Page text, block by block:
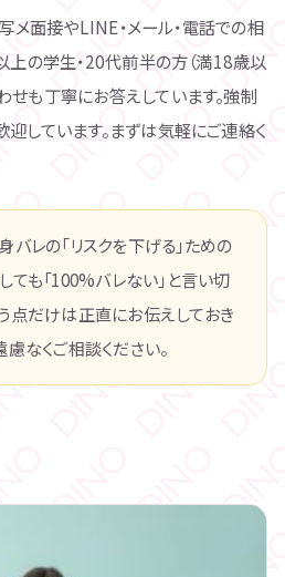
メ面接やLINE・メール・電話での相
上の学生・20代前半の方（満18歳以
せも丁寧にお答えしています。強制
しています。まずは気軽にご連絡く
バレの「リスクを下げる」ための
ても「100%バレない」と言い切
点だけは正直にお伝えしておき
慮なくご相談ください。